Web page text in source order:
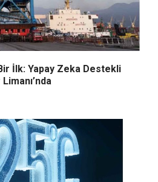
İlk: Yapay Zeka Destekli